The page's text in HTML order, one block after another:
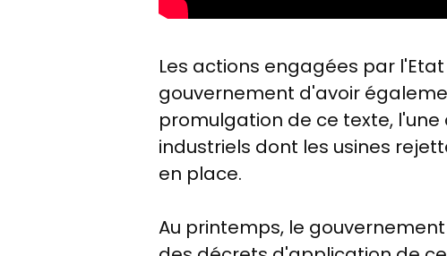
Les actions engagées par
gouvernement d'avoir
promulgation de ce texte,
industriels dont les usines
en place.
Au printemps, le